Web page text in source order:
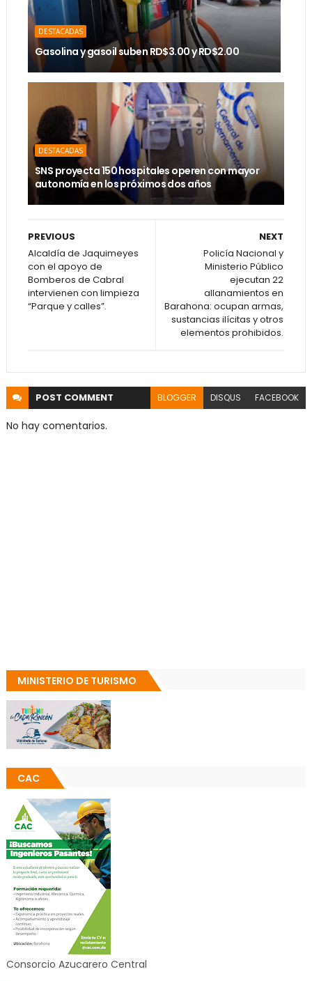
DESTACADAS
Gasolina y gasoil suben RD$3.00 y RD$2.00
DESTACADAS
SNS proyecta 150 hospitales operen con mayor
autonomía en los próximos dos años
NEXT
Policía Nacional y
Ministerio Público
ejecutan 22
allanamientos en
Barahona: ocupan armas,
sustancias ilícitas y otros
elementos prohibidos.
PREVIOUS
Alcaldía de Jaquimeyes
con el apoyo de
Bomberos de Cabral
intervienen con limpieza
“Parque y calles”.
POST COMMENT BLOGGER DISQUS FACEBOOK
No hay comentarios.
MINISTERIO DE TURISMO
CAC
Consorcio Azucarero Central